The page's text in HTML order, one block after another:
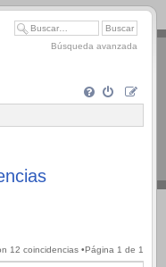
Búsqueda avanzada
12 coincidencias •Página 1 de 1